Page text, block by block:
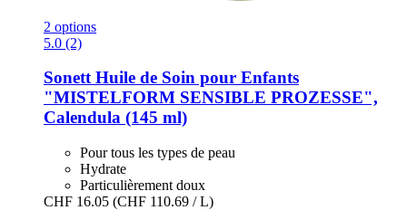
2 options
5.0 (2)
SonettHuile de Soin pour Enfants
"MISTELFORM SENSIBLE PROZESSE",
Calendula (145 ml)
Pour tous les types de peau
Hydrate
Particulièrement doux
CHF 16.05 (CHF 110.69 / L)